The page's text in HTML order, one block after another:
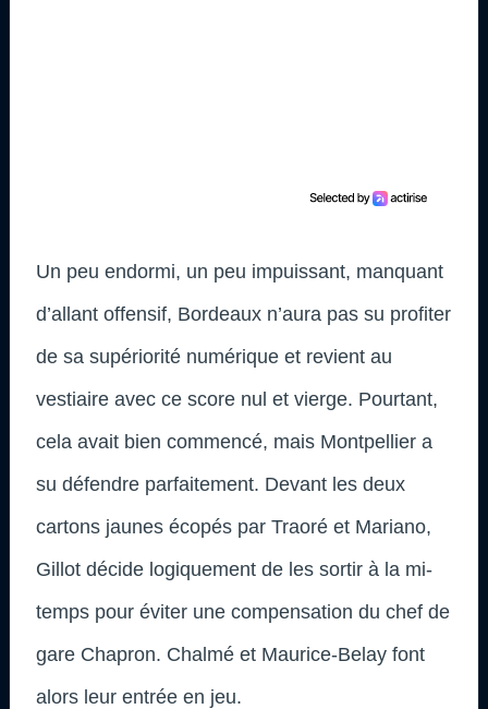
Un peu endormi, un peu impuissant, manquant
d’allant offensif, Bordeaux n’aura pas su profiter
de sa supériorité numérique et revient au
vestiaire avec ce score nul et vierge. Pourtant,
cela avait bien commencé, mais Montpellier a
su défendre parfaitement. Devant les deux
cartons jaunes écopés par Traoré et Mariano,
Gillot décide logiquement de les sortir à la mi-
temps pour éviter une compensation du chef de
gare Chapron. Chalmé et Maurice-Belay font
alors leur entrée en jeu.